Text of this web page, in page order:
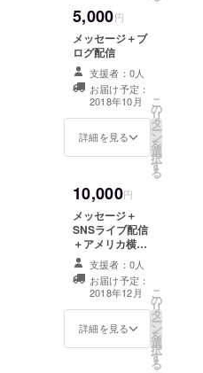
5,000円
メッセージ＋ブ
ログ配信
支援者：0人
お届け予定：
2018年10月
詳細を見る
こ
の
リ
タ
ー
ン
を
選
択
す
る
10,000円
メッセージ＋
SNSライブ配信
＋アメリカ横断
中の写真１枚
（一眼レフor
GoPro ）
支援者：0人
お届け予定：
2018年12月
詳細を見る
こ
の
リ
タ
ー
ン
を
選
択
す
る